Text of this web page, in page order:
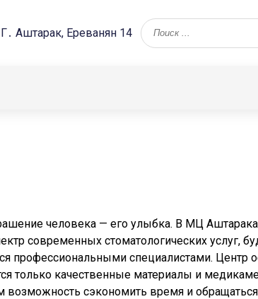
Аштарак, Ереванян 14
человека — его улыбка. В МЦ
современных стоматологических услуг,
профессиональными специалистами. Центр
только качественные материалы и
возможность сэкономить время и